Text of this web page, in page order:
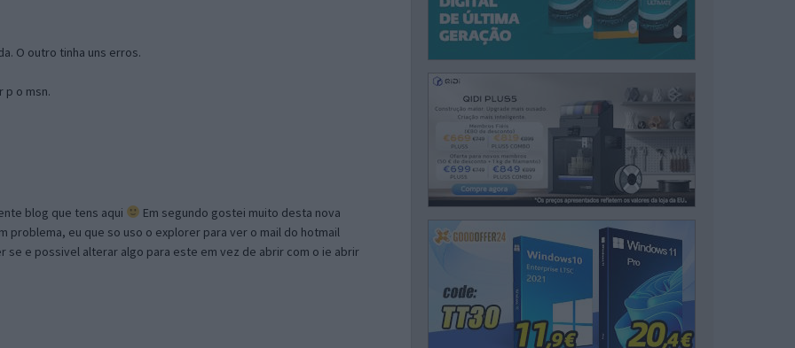
O outro tinha uns erros.
p o msn.
blog que tens aqui
Em segundo gostei muito desta nova
problema, eu que so uso o explorer para ver o mail do hotmail
se e possivel alterar algo para este em vez de abrir com o ie abrir